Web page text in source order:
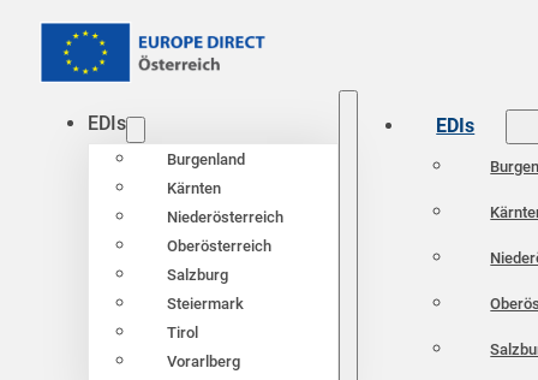
EDIs
Burgenland
Kärnten
Niederösterreich
Oberösterreich
Salzburg
Steiermark
Tirol
Vorarlberg
EDIs